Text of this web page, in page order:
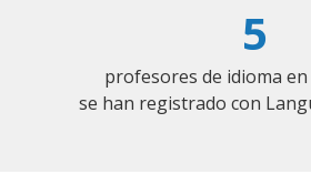
5
profesores de idioma en
se han registrado con